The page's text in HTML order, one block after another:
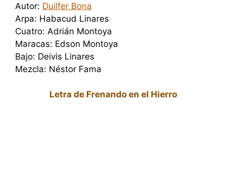
Autor: Duilfer Bona
Arpa: Habacud Linares
Cuatro: Adrián Montoya
Maracas: Edson Montoya
Bajo: Deivis Linares
Mezcla: Néstor Fama
Letra de Frenando en el Hierro